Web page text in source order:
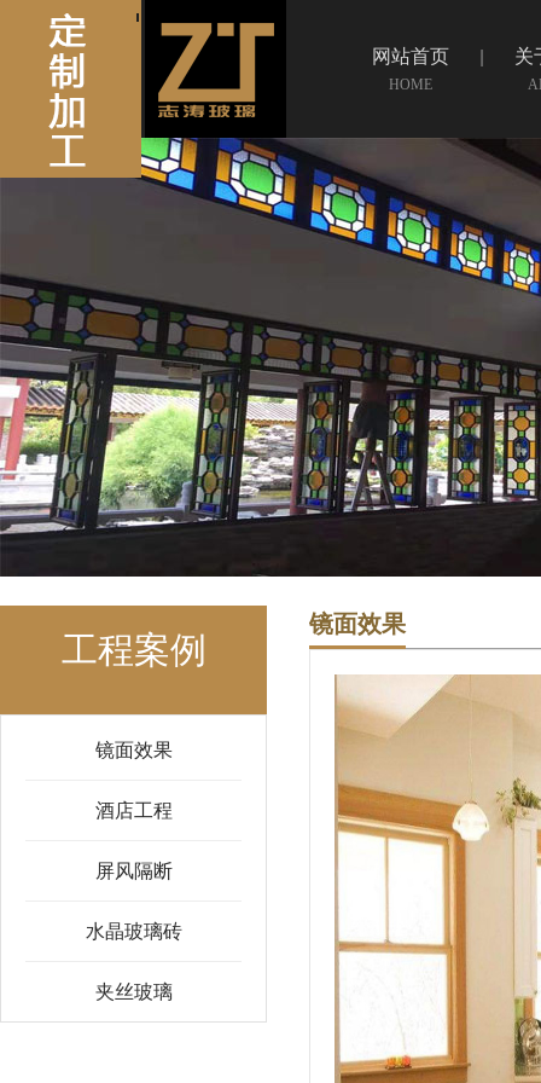
网站首页
HOME
关
工程案例
镜面效果
酒店工程
屏风隔断
水晶玻璃砖
夹丝玻璃
镜面效果